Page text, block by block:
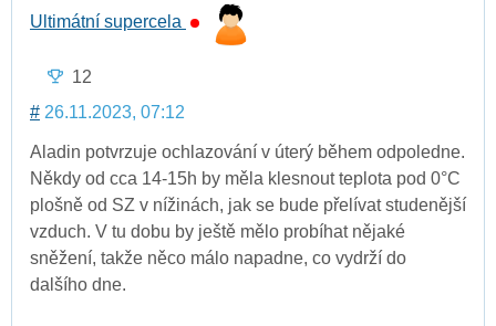
Ultimátní supercela
12
# 26.11.2023, 07:12
Aladin potvrzuje ochlazování v úterý během odpoledne.
Někdy od cca 14-15h by měla klesnout teplota pod 0°C
plošně od SZ v nížinách, jak se bude přelívat studenější
vzduch. V tu dobu by ještě mělo probíhat nějaké
sněžení, takže něco málo napadne, co vydrží do
dalšího dne.